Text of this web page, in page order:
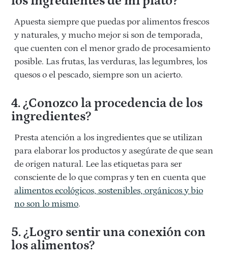
Apuesta siempre que puedas por alimentos frescos
y naturales, y mucho mejor si son de temporada,
que cuenten con el menor grado de procesamiento
posible. Las frutas, las verduras, las legumbres, los
quesos o el pescado, siempre son un acierto.
4. ¿Conozco la procedencia de los
ingredientes?
Presta atención a los ingredientes que se utilizan
para elaborar los productos y asegúrate de que sean
de origen natural. Lee las etiquetas para ser
consciente de lo que compras y ten en cuenta que
alimentos ecológicos, sostenibles, orgánicos y bio
no son lo mismo.
5. ¿Logro sentir una conexión con
los alimentos?